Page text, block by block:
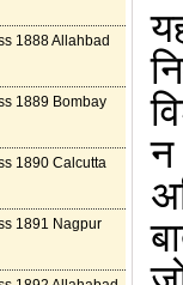
1888 Allahbad
1889 Bombay
1890 Calcutta
1891 Nagpur
न